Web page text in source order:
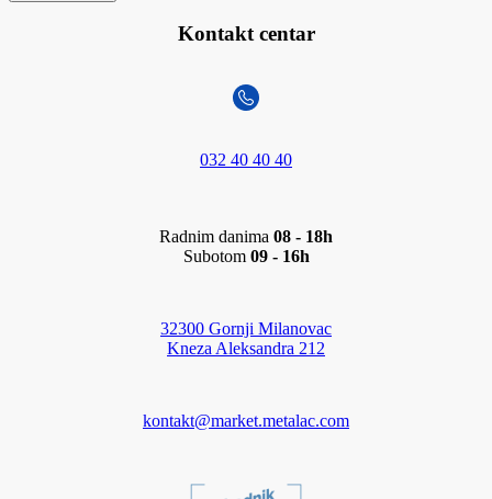
Kontakt centar
032 40 40 40
Radnim danima 08 - 18h
Subotom 09 - 16h
32300 Gornji Milanovac
Kneza Aleksandra 212
kontakt@market.metalac.com